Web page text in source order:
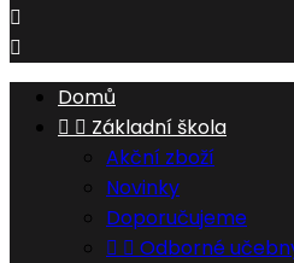


Domů
  Základní škola
Akční zboží
Novinky
Doporučujeme
  Odborné